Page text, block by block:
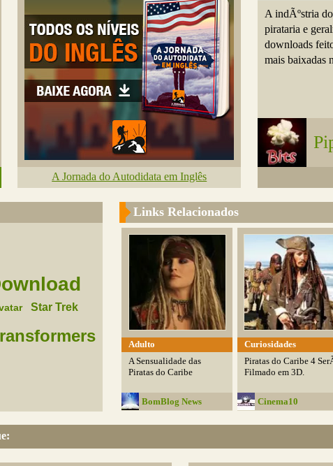
A Jornada do Autodidata em Inglês
A indÃºstria
pirataria e
downloads
mais baixadas
Star Trek
Links Relacionados
Adulto
A Sensualidade das
Piratas do Caribe
BomBlog News
Curiosidades
Piratas do Caribe 4
Filmado em 3D.
Cinema10